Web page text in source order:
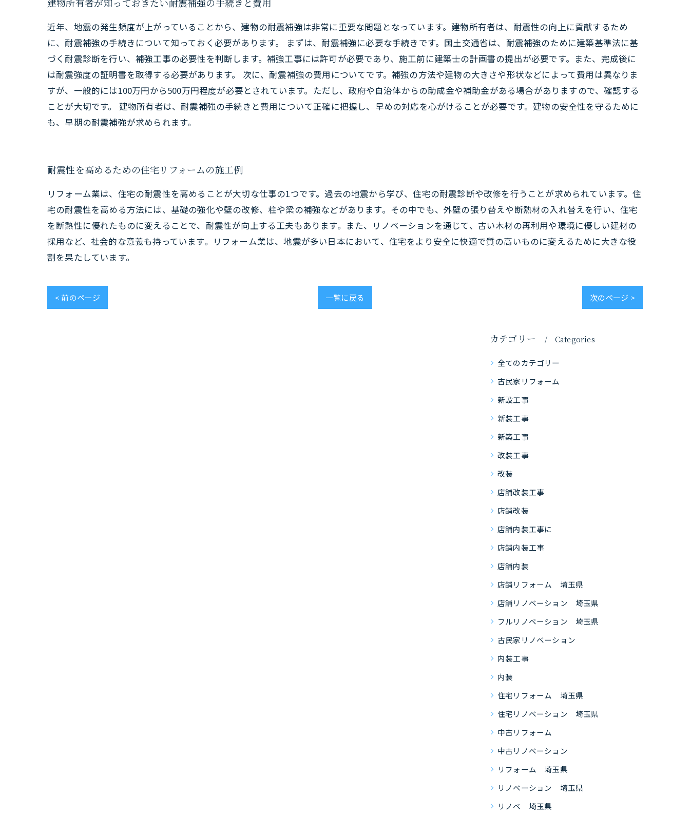
近年、地震の発生頻度が上がっていることから、建物の耐震補強は非常に重要な問題となっています。建物所有者は、耐震性の向上に貢献するため
に、耐震補強の手続きについて知っておく必要があります。 まずは、耐震補強に必要な手続きです。国土交通省は、耐震補強のために建築基準法に基
づく耐震診断を行い、補強工事の必要性を判断します。補強工事には許可が必要であり、施工前に建築士の計画書の提出が必要です。また、完成後に
は耐震強度の証明書を取得する必要があります。 次に、耐震補強の費用についてです。補強の方法や建物の大きさや形状などによって費用は異なりま
すが、一般的には100万円から500万円程度が必要とされています。ただし、政府や自治体からの助成金や補助金がある場合がありますので、確認する
ことが大切です。 建物所有者は、耐震補強の手続きと費用について正確に把握し、早めの対応を心がけることが必要です。建物の安全性を守るために
も、早期の耐震補強が求められます。
耐震性を高めるための住宅リフォームの施工例
リフォーム業は、住宅の耐震性を高めることが大切な仕事の1つです。過去の地震から学び、住宅の耐震診断や改修を行うことが求められています。住
宅の耐震性を高める方法には、基礎の強化や壁の改修、柱や梁の補強などがあります。その中でも、外壁の張り替えや断熱材の入れ替えを行い、住宅
を断熱性に優れたものに変えることで、耐震性が向上する工夫もあります。また、リノベーションを通じて、古い木材の再利用や環境に優しい建材の
採用など、社会的な意義も持っています。リフォーム業は、地震が多い日本において、住宅をより安全に快適で質の高いものに変えるために大きな役
割を果たしています。
< 前のページ 一覧に戻る 次のページ >
カテゴリー Categories
全てのカテゴリー
古民家リフォーム
新設工事
新装工事
新築工事
改装工事
改装
店舗改装工事
店舗改装
店舗内装工事に
店舗内装工事
店舗内装
店舗リフォーム 埼玉県
店舗リノベーション 埼玉県
フルリノベーション 埼玉県
古民家リノベーション
内装工事
内装
住宅リフォーム 埼玉県
住宅リノベーション 埼玉県
中古リフォーム
中古リノベーション
リフォーム 埼玉県
リノベーション 埼玉県
リノベ 埼玉県